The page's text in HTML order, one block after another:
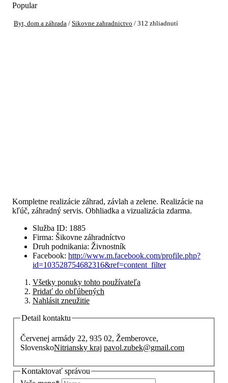
Popular
Byt, dom a záhrada / Sikovne zahradnictvo / 312 zhliadnutí
Kompletne realizácie záhrad, závlah a zelene. Realizácie na
kľúč, záhradný servis. Obhliadka a vizualizácia zdarma.
Služba ID: 1885
Firma: Šikovne záhradníctvo
Druh podnikania: Živnostník
Facebook: http://www.m.facebook.com/profile.php?
id=103528754682316&ref=content_filter
Všetky ponuky tohto používateľa
Pridať do obľúbených
Nahlásit zneužitie
Detail kontaktu
Červenej armády 22, 935 02, Žemberovce,
SlovenskoNitriansky kraj pavol.zubek@gmail.com
Kontaktovať správou